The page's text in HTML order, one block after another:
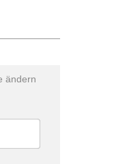
ändern